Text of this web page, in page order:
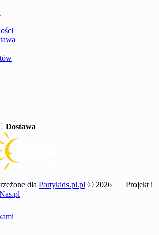
Dostawa
dla Partykids.pl.pl © 2026 | Projekt i